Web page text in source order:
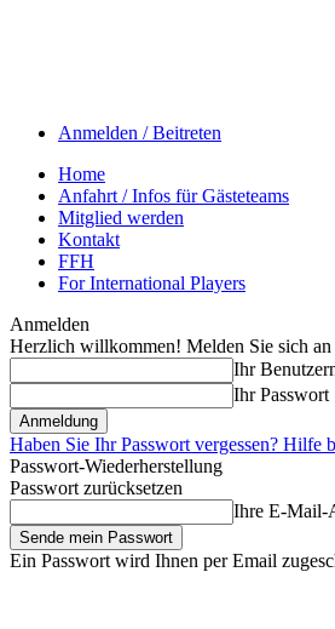
Anmelden / Beitreten
Home
Anfahrt / Infos für Gästeteams
Mitglied werden
Kontakt
FFH
For International Players
Anmelden
Herzlich willkommen! Melden Sie sich an
Ihr
Ihr Passwort
Haben Sie Ihr Passwort vergessen? Hilfe
Passwort-Wiederherstellung
Passwort zurücksetzen
Ihre E-Mail-
Ein Passwort wird Ihnen per Email